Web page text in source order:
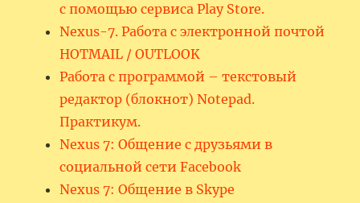
с помощью сервиса Play Store.
Nexus-7. Работа с электронной почтой
HOTMAIL / OUTLOOK
Работа с программой – текстовый
редактор (блокнот) Notepad.
Практикум.
Nexus 7: Общение с друзьями в
социальной сети Facebook
Nexus 7: Общение в Skype